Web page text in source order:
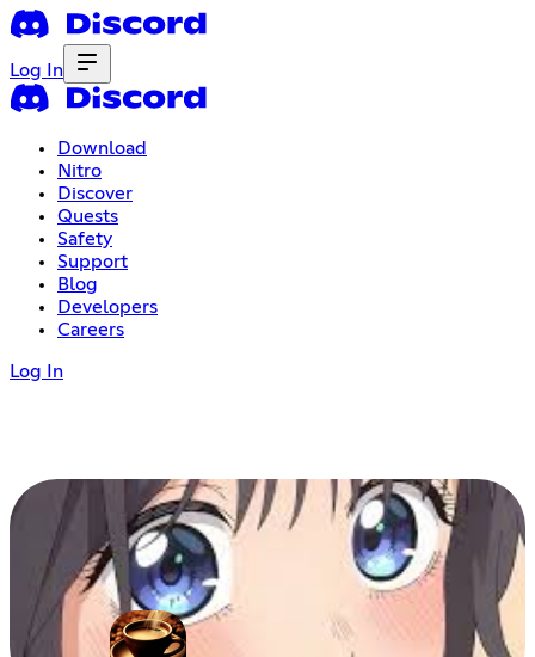
Log In
Download
Nitro
Discover
Quests
Safety
Support
Blog
Developers
Careers
Log In